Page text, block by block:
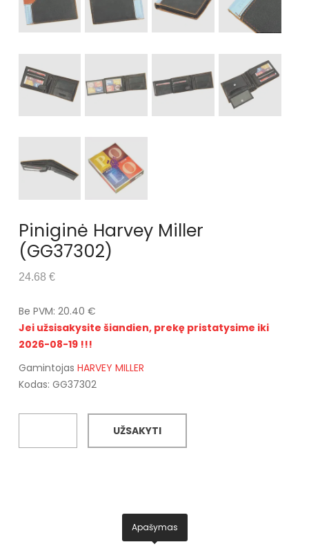
Piniginė Harvey Miller
(GG37302)
24.68 €
Be PVM: 20.40 €
Jei užsisakysite šiandien, prekę pristatysime iki
2026-08-19 !!!
Gamintojas HARVEY MILLER
Kodas: GG37302
UŽSAKYTI
Apašymas